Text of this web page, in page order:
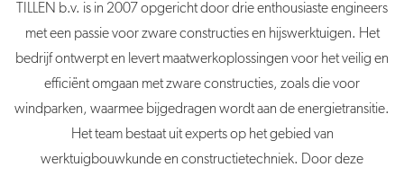
TILLEN b.v. is in 2007 opgericht door drie enthousiaste engineers
met een passie voor zware constructies en hijswerktuigen. Het
bedrijf ontwerpt en levert maatwerkoplossingen voor het veilig en
efficiënt omgaan met zware constructies, zoals die voor
windparken, waarmee bijgedragen wordt aan de energietransitie.
Het team bestaat uit experts op het gebied van
werktuigbouwkunde en constructietechniek. Door deze